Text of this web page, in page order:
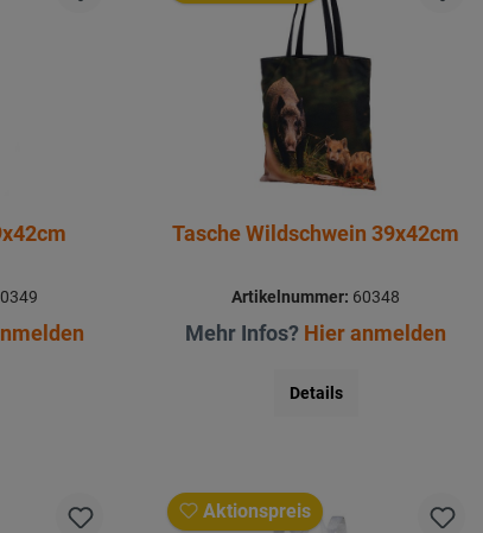
Tasche Wildschwein 39x42cm
Artikelnummer: 60348
Mehr Infos? Hier anmelden
Details
Aktionspreis